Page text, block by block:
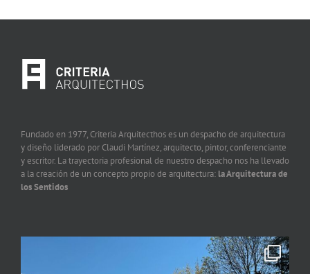
Fundado en 1977, Criteria Arquitecthos es un despacho de arquitectura
y diseño liderado por Claudi Martínez, arquitecto, pintor, conferenciante
y escritor. La trayectoria profesional de nuestro despacho nos ha llevado
a la creación de un concepto propio de arquitectura: la Arquitectura de
los Sentidos